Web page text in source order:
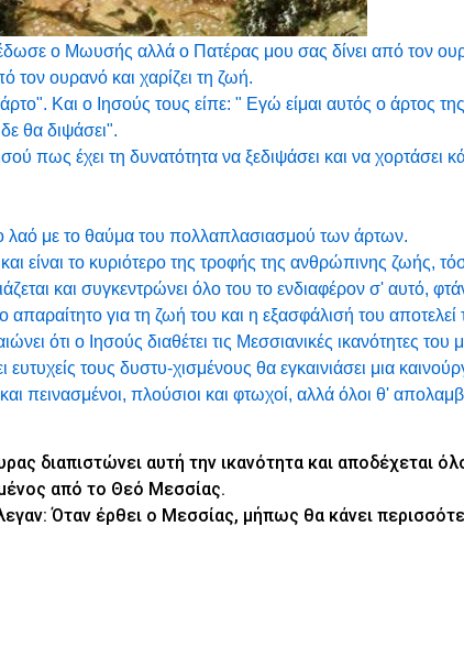
ο Μωυσής αλλά ο Πατέρας μου σας δίνει από τον
τον ουρανό και χαρίζει τη ζωή.
Και ο Ιησούς τους είπε: " Εγώ είμαι αυτός ο άρτος
θα διψάσει".
πως έχει τη δυνατότητα να ξεδιψάσει και να
λαό με το θαύμα του πολλαπλασιασμού των άρτων.
είναι το κυριότερο της τροφής της ανθρώπινης ζωής,
και συγκεντρώνει όλο του το ενδιαφέρον σ' αυτό,
απαραίτητο για τη ζωή του και η εξασφάλισή του
ότι ο Ιησούς διαθέτει τις Μεσσιανικές ικανότητες
τους δυστυ-χισμένους θα εγκαινιάσει μια
πεινασμένοι, πλούσιοι και φτωχοί, αλλά όλοι θ'
διαπιστώνει αυτή την ικανότητα και αποδέχεται
από το Θεό Μεσσίας.
Όταν έρθει ο Μεσσίας, μήπως θα κάνει